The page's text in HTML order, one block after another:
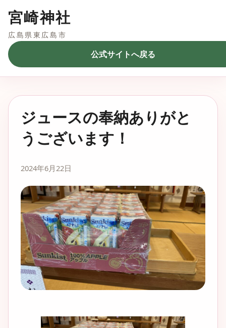
宮崎神社
広島県東広島市
公式サイトへ戻る
ジュースの奉納ありがと
うございます！
2024年6月22日